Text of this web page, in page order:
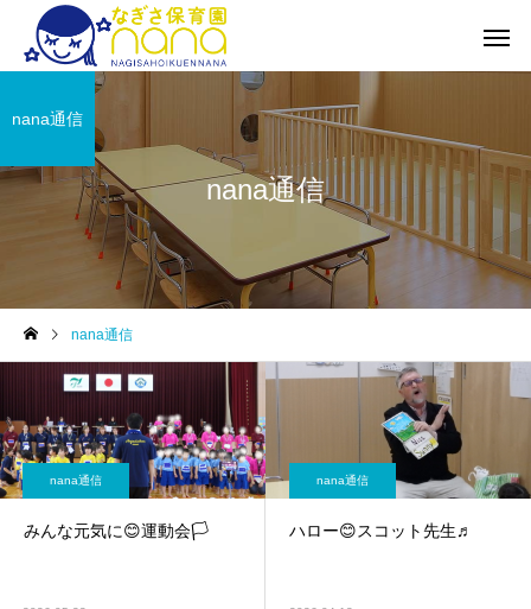
nana通信
nana通信
nana通信
nana通信
みんな元気に😊運動会🏳
nana通信
ハロー😊スコット先生♬